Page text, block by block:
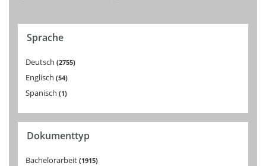
Sprache
Deutsch 2755
Englisch 54
Spanisch 1
Dokumenttyp
Bachelorarbeit 1915